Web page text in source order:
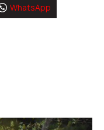
WhatsApp